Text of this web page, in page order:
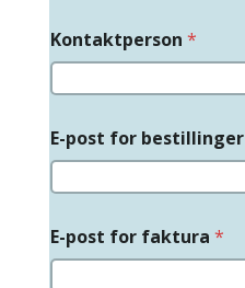
s
*
*
Kontaktperson *
E-post for bestillinger
E-post for faktura *